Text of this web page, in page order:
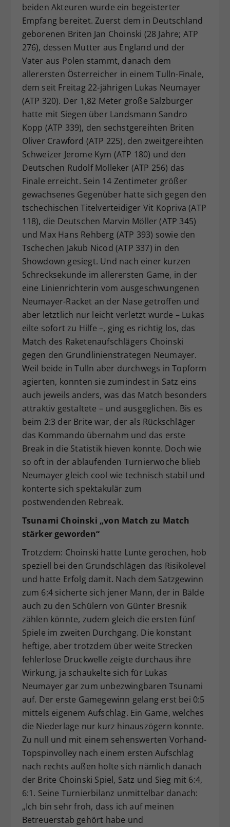
beiden Akteuren wurde ein begeisterter
Empfang bereitet. Zuerst dem in Deutschland
geborenen Briten Jan Choinski (28 Jahre; ATP
276), dessen Mutter aus England und der
Vater aus Polen stammt, danach dem
allerersten Österreicher in einem Tulln-Finale,
dem seit Freitag 22-jährigen Lukas Neumayer
(ATP 320). Der 1,82 Meter große Salzburger
hatte mit Siegen über Landsmann Sandro
Kopp (ATP 339), den sechstgereihten Briten
Oliver Crawford (ATP 225), den zweitgereihten
Schweizer Jerome Kym (ATP 180) und den
Deutschen Rudolf Molleker (ATP 256) das
Finale erreicht. Sein 14 Zentimeter größer
gewachsenes Gegenüber hatte sich gegen den
tschechischen Titelverteidiger Vit Kopriva (ATP
118), die Deutschen Marvin Möller (ATP 345)
und Max Hans Rehberg (ATP 393) sowie den
Tschechen Jakub Nicod (ATP 337) in den
Showdown gesiegt. Und nach einer kurzen
Schrecksekunde im allerersten Game, in der
eine Linienrichterin vom ausgeschwungenen
Neumayer-Racket an der Nase getroffen und
aber letztlich nur leicht verletzt wurde – Lukas
eilte sofort zu Hilfe –, ging es richtig los, das
Match des Raketenaufschlägers Choinski
gegen den Grundlinienstrategen Neumayer.
Weil beide in Tulln aber durchwegs in Topform
agierten, konnten sie zumindest in Satz eins
auch jeweils anders, was das Match besonders
attraktiv gestaltete – und ausgeglichen. Bis es
beim 2:3 der Brite war, der als Rückschläger
das Kommando übernahm und das erste
Break in die Statistik hieven konnte. Doch wie
so oft in der ablaufenden Turnierwoche blieb
Neumayer gleich cool wie technisch stabil und
konterte sich spektakulär zum
postwendenden Rebreak.
Tsunami Choinski „von Match zu Match
stärker geworden“
Trotzdem: Choinski hatte Lunte gerochen, hob
speziell bei den Grundschlägen das Risikolevel
und hatte Erfolg damit. Nach dem Satzgewinn
zum 6:4 sicherte sich jener Mann, der in Bälde
auch zu den Schülern von Günter Bresnik
zählen könnte, zudem gleich die ersten fünf
Spiele im zweiten Durchgang. Die konstant
heftige, aber trotzdem über weite Strecken
fehlerlose Druckwelle zeigte durchaus ihre
Wirkung, ja schaukelte sich für Lukas
Neumayer gar zum unbezwingbaren Tsunami
auf. Der erste Gamegewinn gelang erst bei 0:5
mittels eigenem Aufschlag. Ein Game, welches
die Niederlage nur kurz hinauszögern konnte.
Zu null und mit einem sehenswerten Vorhand-
Topspinvolley nach einem ersten Aufschlag
nach rechts außen holte sich nämlich danach
der Brite Choinski Spiel, Satz und Sieg mit 6:4,
6:1. Seine Turnierbilanz unmittelbar danach:
„Ich bin sehr froh, dass ich auf meinen
Betreuerstab gehört habe und